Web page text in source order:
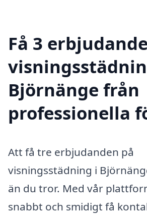
Få 3
Björnänge från
professionella
Att få tre erbjudanden på
visningsstädning i
än du tror. Med vår
snabbt och smidigt få